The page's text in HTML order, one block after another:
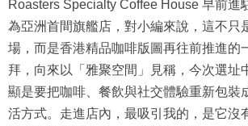
Roasters Specialty Coffee House 早前進
為亞洲首間旗艦店，對小編來說，這不只
場，而是香港精品咖啡版圖再往前推進的
拜，向來以「雅聚空間」見稱，今次選址
顯是要把咖啡、餐飲與社交體驗重新包裝
活方式。走進店內，最吸引我的，是它沒